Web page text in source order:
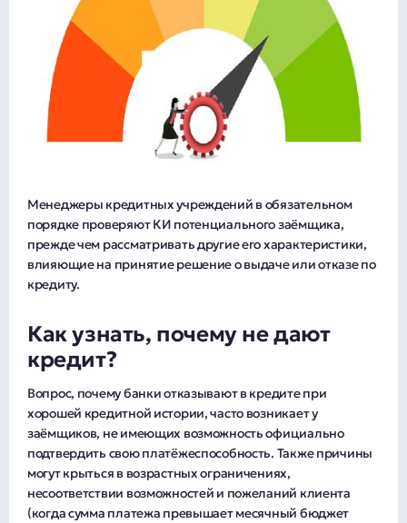
Менеджеры кредитных учреждений в обязательном
порядке проверяют КИ потенциального заёмщика,
прежде чем рассматривать другие его характеристики,
влияющие на принятие решение о выдаче или отказе по
кредиту.
Как узнать, почему не дают
кредит?
Вопрос, почему банки отказывают в кредите при
хорошей кредитной истории, часто возникает у
заёмщиков, не имеющих возможность официально
подтвердить свою платёжеспособность. Также причины
могут крыться в возрастных ограничениях,
несоответствии возможностей и пожеланий клиента
(когда сумма платежа превышает месячный бюджет